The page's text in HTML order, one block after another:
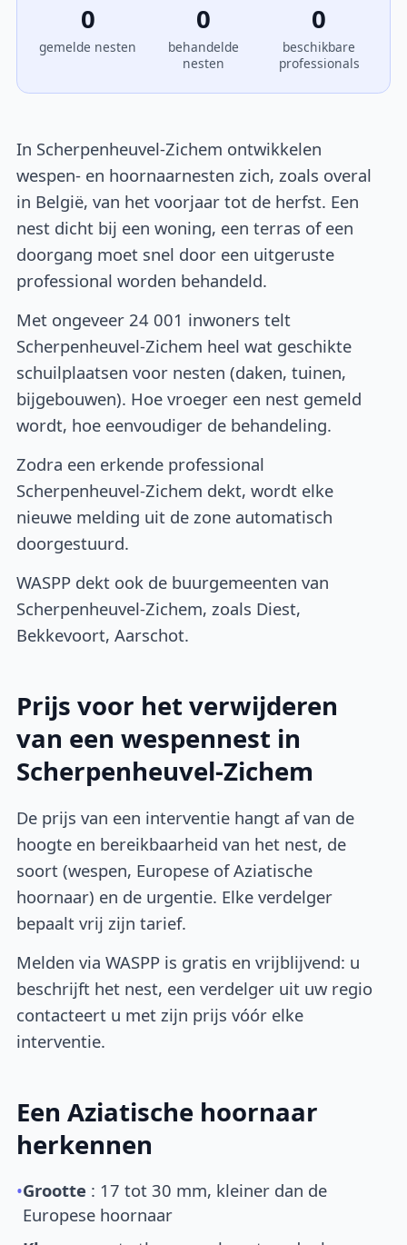
0
gemelde nesten
0
behandelde
nesten
0
beschikbare
professionals
In Scherpenheuvel-Zichem ontwikkelen
wespen- en hoornaarnesten zich, zoals overal
in België, van het voorjaar tot de herfst. Een
nest dicht bij een woning, een terras of een
doorgang moet snel door een uitgeruste
professional worden behandeld.
Met ongeveer 24 001 inwoners telt
Scherpenheuvel-Zichem heel wat geschikte
schuilplaatsen voor nesten (daken, tuinen,
bijgebouwen). Hoe vroeger een nest gemeld
wordt, hoe eenvoudiger de behandeling.
Zodra een erkende professional
Scherpenheuvel-Zichem dekt, wordt elke
nieuwe melding uit de zone automatisch
doorgestuurd.
WASPP dekt ook de buurgemeenten van
Scherpenheuvel-Zichem, zoals Diest,
Bekkevoort, Aarschot.
Prijs voor het verwijderen
van een wespennest in
Scherpenheuvel-Zichem
De prijs van een interventie hangt af van de
hoogte en bereikbaarheid van het nest, de
soort (wespen, Europese of Aziatische
hoornaar) en de urgentie. Elke verdelger
bepaalt vrij zijn tarief.
Melden via WASPP is gratis en vrijblijvend: u
beschrijft het nest, een verdelger uit uw regio
contacteert u met zijn prijs vóór elke
interventie.
Een Aziatische hoornaar
herkennen
•Grootte : 17 tot 30 mm, kleiner dan de
Europese hoornaar